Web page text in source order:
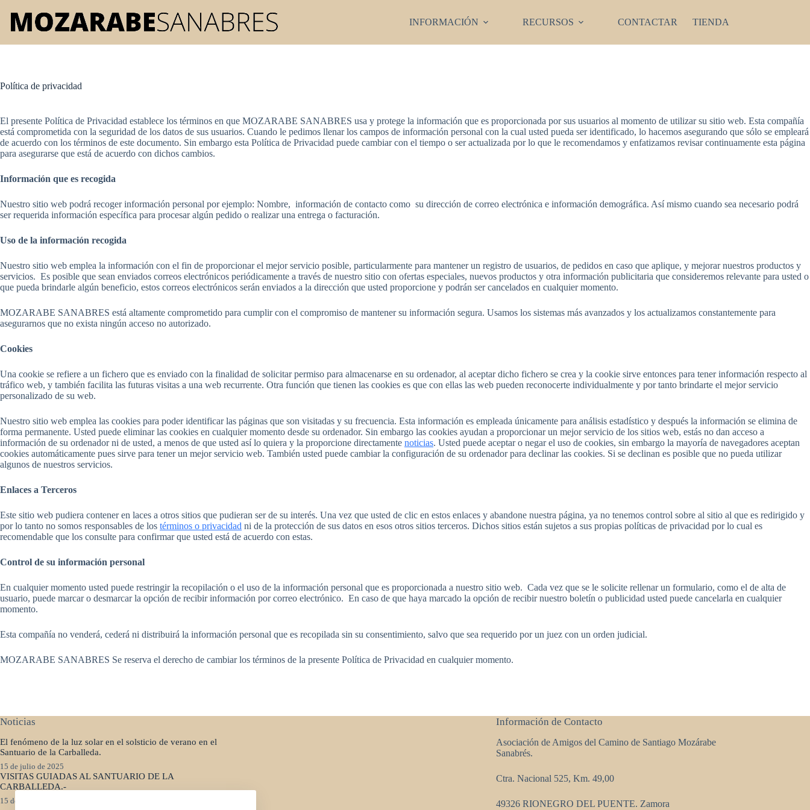
contenido
INFORMACIÓN RECURSOS CONTACTAR TIENDA
Política de privacidad
El presente Política de Privacidad establece los términos en que MOZARABE SANABRES usa y protege la información que es proporcionada por sus usuarios al momento de utilizar su sitio web. Esta compañía
está comprometida con la seguridad de los datos de sus usuarios. Cuando le pedimos llenar los campos de información personal con la cual usted pueda ser identificado, lo hacemos asegurando que sólo se empleará
de acuerdo con los términos de este documento. Sin embargo esta Política de Privacidad puede cambiar con el tiempo o ser actualizada por lo que le recomendamos y enfatizamos revisar continuamente esta página
para asegurarse que está de acuerdo con dichos cambios.
Información que es recogida
Nuestro sitio web podrá recoger información personal por ejemplo: Nombre, información de contacto como su dirección de correo electrónica e información demográfica. Así mismo cuando sea necesario podrá
ser requerida información específica para procesar algún pedido o realizar una entrega o facturación.
Uso de la información recogida
Nuestro sitio web emplea la información con el fin de proporcionar el mejor servicio posible, particularmente para mantener un registro de usuarios, de pedidos en caso que aplique, y mejorar nuestros productos y
servicios. Es posible que sean enviados correos electrónicos periódicamente a través de nuestro sitio con ofertas especiales, nuevos productos y otra información publicitaria que consideremos relevante para usted o
que pueda brindarle algún beneficio, estos correos electrónicos serán enviados a la dirección que usted proporcione y podrán ser cancelados en cualquier momento.
MOZARABE SANABRES está altamente comprometido para cumplir con el compromiso de mantener su información segura. Usamos los sistemas más avanzados y los actualizamos constantemente para
asegurarnos que no exista ningún acceso no autorizado.
Cookies
Una cookie se refiere a un fichero que es enviado con la finalidad de solicitar permiso para almacenarse en su ordenador, al aceptar dicho fichero se crea y la cookie sirve entonces para tener información respecto al
tráfico web, y también facilita las futuras visitas a una web recurrente. Otra función que tienen las cookies es que con ellas las web pueden reconocerte individualmente y por tanto brindarte el mejor servicio
personalizado de su web.
Nuestro sitio web emplea las cookies para poder identificar las páginas que son visitadas y su frecuencia. Esta información es empleada únicamente para análisis estadístico y después la información se elimina de
forma permanente. Usted puede eliminar las cookies en cualquier momento desde su ordenador. Sin embargo las cookies ayudan a proporcionar un mejor servicio de los sitios web, estás no dan acceso a
información de su ordenador ni de usted, a menos de que usted así lo quiera y la proporcione directamente noticias. Usted puede aceptar o negar el uso de cookies, sin embargo la mayoría de navegadores aceptan
cookies automáticamente pues sirve para tener un mejor servicio web. También usted puede cambiar la configuración de su ordenador para declinar las cookies. Si se declinan es posible que no pueda utilizar
algunos de nuestros servicios.
Enlaces a Terceros
Este sitio web pudiera contener en laces a otros sitios que pudieran ser de su interés. Una vez que usted de clic en estos enlaces y abandone nuestra página, ya no tenemos control sobre al sitio al que es redirigido y
por lo tanto no somos responsables de los términos o privacidad ni de la protección de sus datos en esos otros sitios terceros. Dichos sitios están sujetos a sus propias políticas de privacidad por lo cual es
recomendable que los consulte para confirmar que usted está de acuerdo con estas.
Control de su información personal
En cualquier momento usted puede restringir la recopilación o el uso de la información personal que es proporcionada a nuestro sitio web. Cada vez que se le solicite rellenar un formulario, como el de alta de
usuario, puede marcar o desmarcar la opción de recibir información por correo electrónico. En caso de que haya marcado la opción de recibir nuestro boletín o publicidad usted puede cancelarla en cualquier
momento.
Esta compañía no venderá, cederá ni distribuirá la información personal que es recopilada sin su consentimiento, salvo que sea requerido por un juez con un orden judicial.
MOZARABE SANABRES Se reserva el derecho de cambiar los términos de la presente Política de Privacidad en cualquier momento.
Noticias
El fenómeno de la luz solar en el solsticio de verano en el
Santuario de la Carballeda.
15 de julio de 2025
VISITAS GUIADAS AL SANTUARIO DE LA
CARBALLEDA.-
15 de julio de 2025
Información de Contacto
Asociación de Amigos del Camino de Santiago Mozárabe
Sanabrés.
Ctra. Nacional 525, Km. 49,00
49326 RIONEGRO DEL PUENTE. Zamora